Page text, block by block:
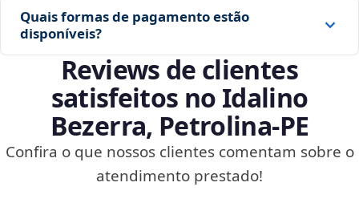
Quais formas de pagamento estão
disponíveis?
Reviews de clientes
satisfeitos no Idalino
Bezerra, Petrolina‑PE
Confira o que nossos clientes comentam sobre o
atendimento prestado!